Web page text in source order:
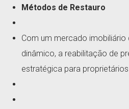
Métodos de Restauro
Com um mercado imobiliário
dinâmico, a reabilitação de
estratégica para proprietários